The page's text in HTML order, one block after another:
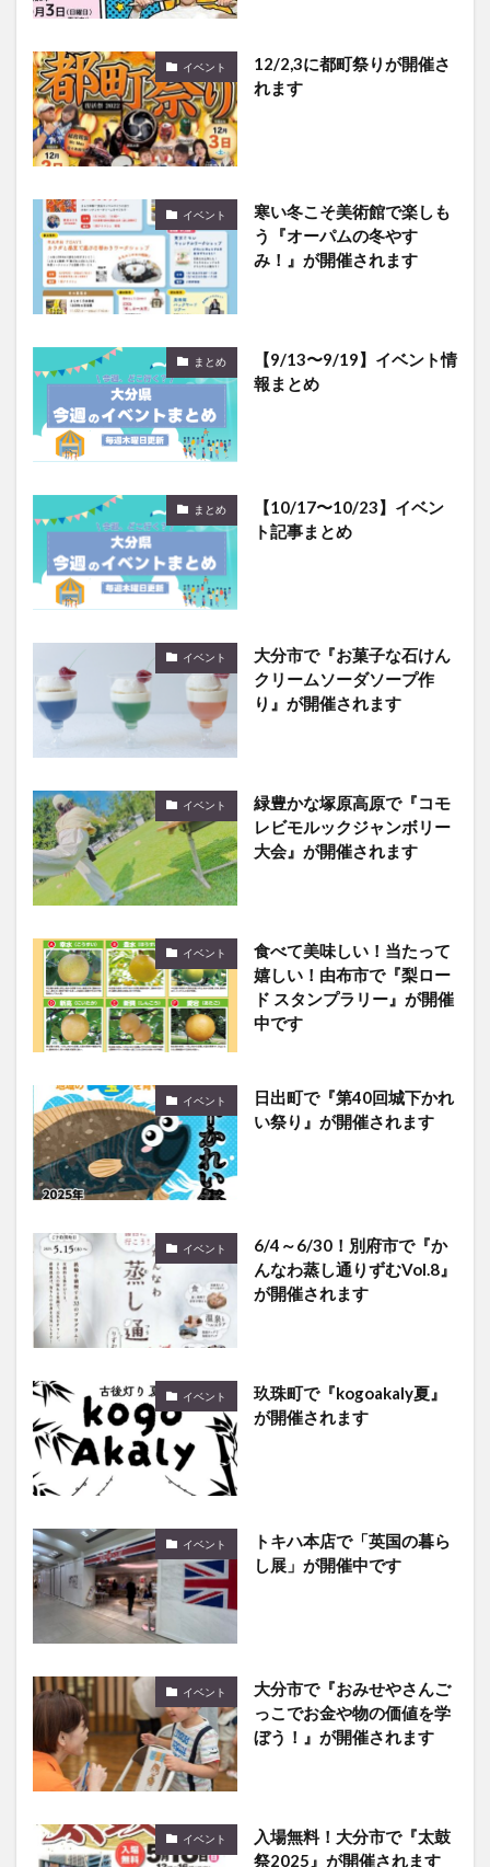
イベント
12/2,3に都町祭りが開催さ
れます
イベント
寒い冬こそ美術館で楽しも
う『オーパムの冬やす
み！』が開催されます
まとめ
【9/13〜9/19】イベント情
報まとめ
まとめ
【10/17〜10/23】イベン
ト記事まとめ
イベント
大分市で『お菓子な石けん
クリームソーダソープ作
り』が開催されます
イベント
緑豊かな塚原高原で『コモ
レビモルックジャンボリー
大会』が開催されます
イベント
食べて美味しい！当たって
嬉しい！由布市で『梨ロー
ド スタンプラリー』が開催
中です
イベント
日出町で『第40回城下かれ
い祭り』が開催されます
イベント
6/4～6/30！別府市で『か
んなわ蒸し通りずむVol.8』
が開催されます
イベント
玖珠町で『kogoakaly夏』
が開催されます
イベント
トキハ本店で「英国の暮ら
し展」が開催中です
イベント
大分市で『おみせやさんご
っこでお金や物の価値を学
ぼう！』が開催されます
イベント
入場無料！大分市で『太鼓
祭2025』が開催されます